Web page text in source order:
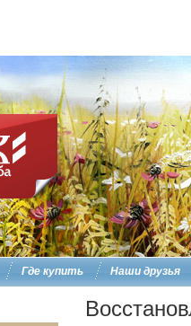
Где купить Наши друзья